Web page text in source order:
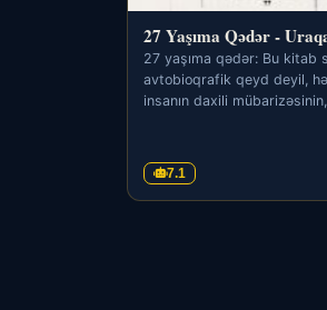
27 Yaşıma Qədər -
27 yaşıma qədər: Bu kitab
avtobioqrafik qeyd deyil,
insanın daxili mübarizəsinin,
7.1